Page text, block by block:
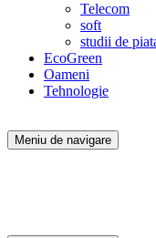
Telecom
soft
studii de
EcoGreen
Oameni
Tehnologie
Meniu de navigare